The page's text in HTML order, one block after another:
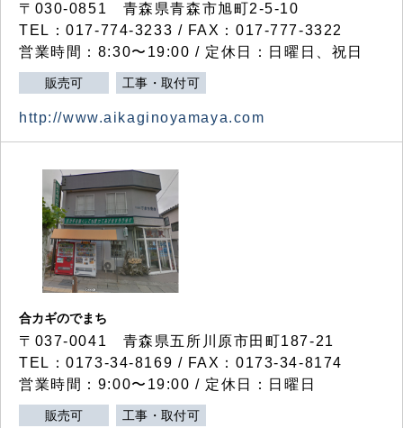
〒030-0851 青森県青森市旭町2-5-10
TEL：017-774-3233 / FAX：017-777-3322
営業時間：8:30〜19:00 / 定休日：日曜日、祝日
販売可 工事・取付可
http://www.aikaginoyamaya.com
合カギのでまち
〒037-0041 青森県五所川原市田町187-21
TEL：0173-34-8169 / FAX：0173-34-8174
営業時間：9:00〜19:00 / 定休日：日曜日
販売可 工事・取付可